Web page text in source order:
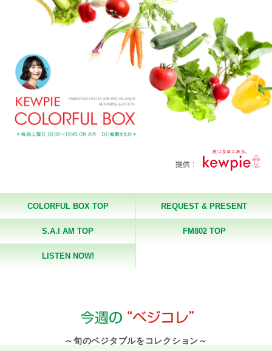
～旬のベジタブルをコレクション～